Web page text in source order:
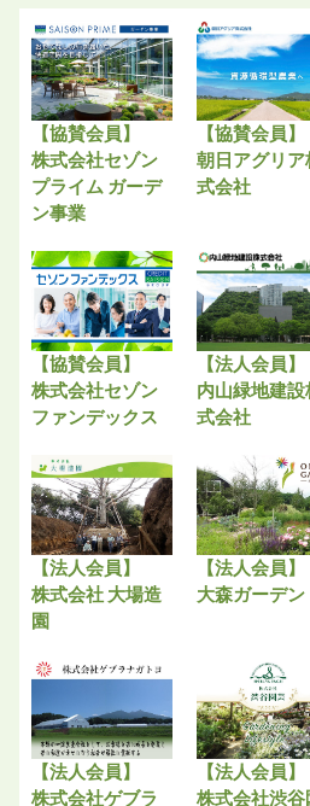
【協賛会員】
株式会社セゾン
プライム ガーデ
ン事業
【協賛会員】
朝日アグリア
式会社
【協賛会員】
株式会社セゾン
ファンデックス
【法人会員】
内山緑地建設
式会社
【法人会員】
株式会社 大場造
園
【法人会員】
大森ガーデン
【法人会員】
株式会社ゲブラ
【法人会員】
株式会社渋谷